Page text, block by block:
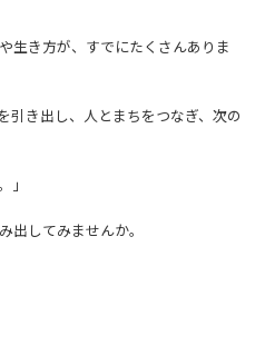
生き方が、すでにたくさんありま
き出し、人とまちをつなぎ、次の
」
出してみませんか。